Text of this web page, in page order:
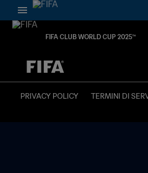
FIFA CLUB WORLD CUP 2025™
TBD contro TBD
PRIVACY POLICY TERMINI DI